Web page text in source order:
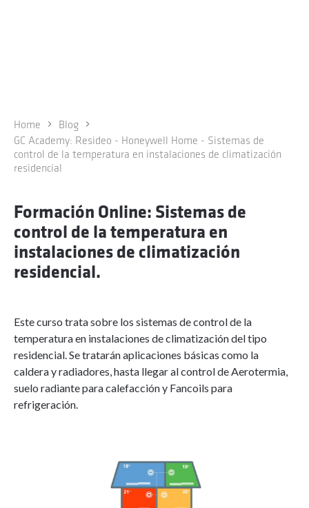
Home
Blog
GC Academy: Resideo - Honeywell Home - Sistemas de
control de la temperatura en instalaciones de climatización
residencial
Formación Online: Sistemas de
control de la temperatura en
instalaciones de climatización
residencial.
Este curso trata sobre los sistemas de control de la
temperatura en instalaciones de climatización del tipo
residencial. Se tratarán aplicaciones básicas como la
caldera y radiadores, hasta llegar al control de Aerotermia,
suelo radiante para calefacción y Fancoils para
refrigeración.